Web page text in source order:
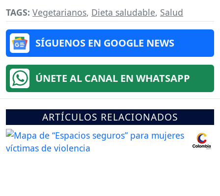
TAGS: Vegetarianos, Dieta saludable, Salud
SÍGUENOS EN GOOGLE NEWS
ÚNETE AL CANAL EN WHATSAPP
ARTÍCULOS RELACIONADOS